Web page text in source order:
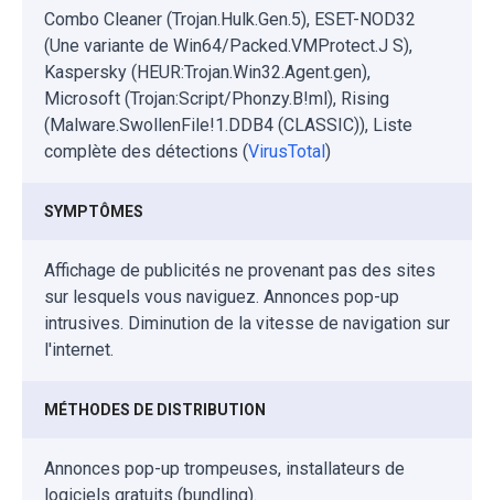
Combo Cleaner (Trojan.Hulk.Gen.5), ESET-NOD32
(Une variante de Win64/Packed.VMProtect.J S),
Kaspersky (HEUR:Trojan.Win32.Agent.gen),
Microsoft (Trojan:Script/Phonzy.B!ml), Rising
(Malware.SwollenFile!1.DDB4 (CLASSIC)), Liste
complète des détections (VirusTotal)
SYMPTÔMES
Affichage de publicités ne provenant pas des sites
sur lesquels vous naviguez. Annonces pop-up
intrusives. Diminution de la vitesse de navigation sur
l'internet.
MÉTHODES DE DISTRIBUTION
Annonces pop-up trompeuses, installateurs de
logiciels gratuits (bundling).